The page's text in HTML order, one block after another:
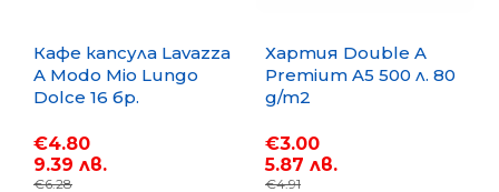
Кафе капсула Lavazza
A Modo Mio Lungo
Dolce 16 бр.
€4.80
9.39 лв.
€6.28
Хартия Double A
Premium A5 500 л. 80
g/m2
€3.00
5.87 лв.
€4.91